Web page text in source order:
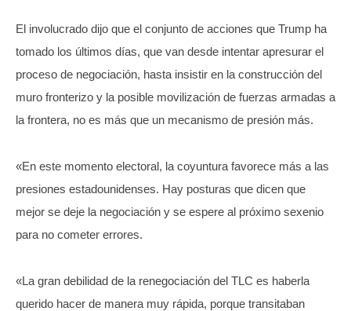
El involucrado dijo que el conjunto de acciones que Trump ha
tomado los últimos días, que van desde intentar apresurar el
proceso de negociación, hasta insistir en la construcción del
muro fronterizo y la posible movilización de fuerzas armadas a
la frontera, no es más que un mecanismo de presión más.
«En este momento electoral, la coyuntura favorece más a las
presiones estadounidenses. Hay posturas que dicen que
mejor se deje la negociación y se espere al próximo sexenio
para no cometer errores.
«La gran debilidad de la renegociación del TLC es haberla
querido hacer de manera muy rápida, porque transitaban